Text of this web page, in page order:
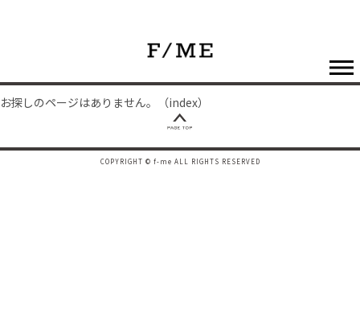
お探しのページはありません。（index）
COPYRIGHT © f-me ALL RIGHTS RESERVED